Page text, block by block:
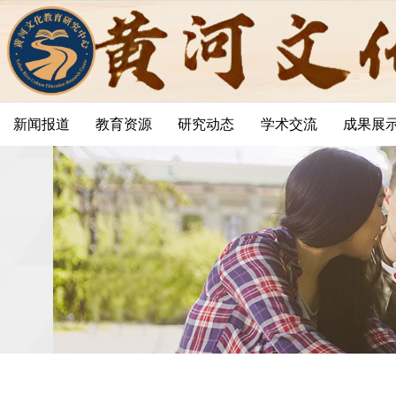
新闻报道 教育资源 研究动态 学术交流 成果展